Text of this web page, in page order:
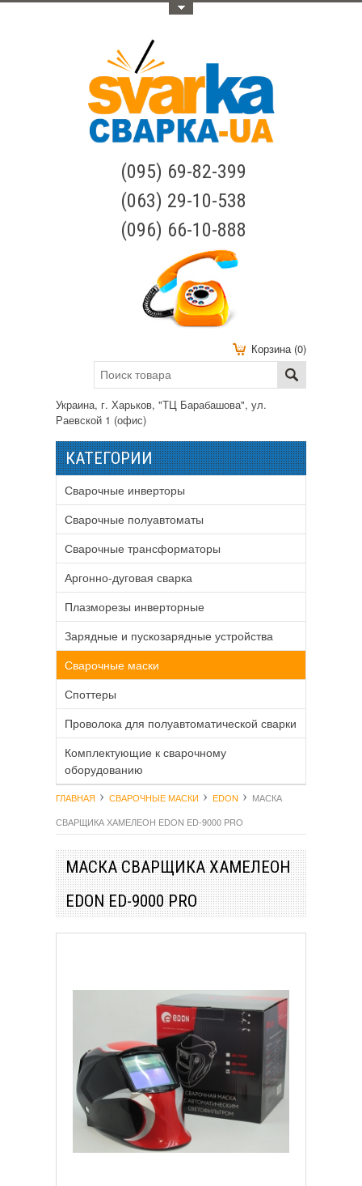
(095) 69-82-399
(063) 29-10-538
(096) 66-10-888
Корзина (0)
Украина, г. Харьков, "ТЦ Барабашова", ул.
Раевской 1 (офис)
КАТЕГОРИИ
Сварочные инверторы
Сварочные полуавтоматы
Сварочные трансформаторы
Аргонно-дуговая сварка
Плазморезы инверторные
Зарядные и пускозарядные устройства
Сварочные маски
Споттеры
Проволока для полуавтоматической сварки
Комплектующие к сварочному
оборудованию
ГЛАВНАЯ СВАРОЧНЫЕ МАСКИ EDON
МАСКА
СВАРЩИКА ХАМЕЛЕОН EDON ED-9000 PRO
МАСКА СВАРЩИКА ХАМЕЛЕОН
EDON ED-9000 PRO